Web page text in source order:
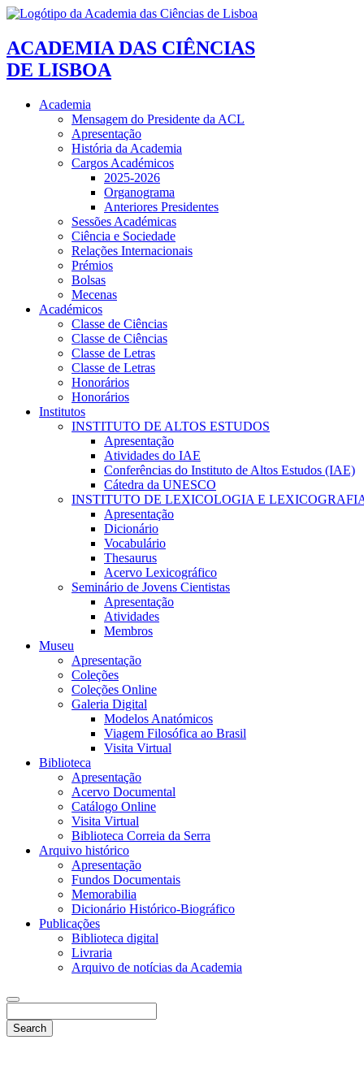
ACADEMIA DAS CIÊNCIAS
DE LISBOA
Academia
Mensagem do Presidente da ACL
Apresentação
História da Academia
Cargos Académicos
2025-2026
Organograma
Anteriores Presidentes
Sessões Académicas
Ciência e Sociedade
Relações Internacionais
Prémios
Bolsas
Mecenas
Académicos
Classe de Ciências
Classe de Ciências
Classe de Letras
Classe de Letras
Honorários
Honorários
Institutos
INSTITUTO DE ALTOS ESTUDOS
Apresentação
Atividades do IAE
Conferências do Instituto de Altos Estudos (IAE)
Cátedra da UNESCO
INSTITUTO DE LEXICOLOGIA E
Apresentação
Dicionário
Vocabulário
Thesaurus
Acervo Lexicográfico
Seminário de Jovens Cientistas
Apresentação
Atividades
Membros
Museu
Apresentação
Coleções
Coleções Online
Galeria Digital
Modelos Anatómicos
Viagem Filosófica ao Brasil
Visita Virtual
Biblioteca
Apresentação
Acervo Documental
Catálogo Online
Visita Virtual
Biblioteca Correia da Serra
Arquivo histórico
Apresentação
Fundos Documentais
Memorabilia
Dicionário Histórico-Biográfico
Publicações
Biblioteca digital
Livraria
Arquivo de notícias da Academia